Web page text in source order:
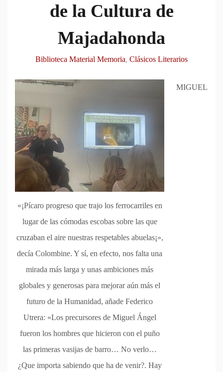
de la Cultura de
Majadahonda
Biblioteca Material Memoria Clásicos Literarios
«¡Pícaro progreso que trajo los ferrocarriles en
lugar de las cómodas escobas sobre las que
cruzaban el aire nuestras respetables abuelas¡»,
decía Colombine. Y sí, en efecto, nos falta una
mirada más larga y unas ambiciones más
globales y generosas para mejorar aún más el
futuro de la Humanidad, añade Federico
Utrera: «Los precursores de Miguel Ángel
fueron los hombres que hicieron con el puño
las primeras vasijas de barro… No verlo…
¿Que importa sabiendo que ha de venir?. Hay
MIGUEL